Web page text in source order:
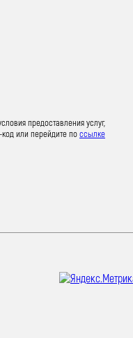
предоставления услуг,
код или перейдите поссылке